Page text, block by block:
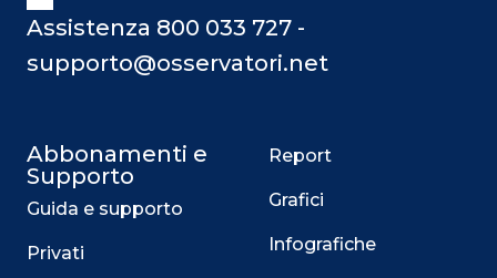
Assistenza 800 033 727 -
supporto@osservatori.net
Abbonamenti e
Supporto
Guida e supporto
Privati
Report
Grafici
Infografiche